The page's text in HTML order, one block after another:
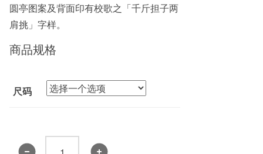
圆亭图案及背面印有校歌之「千斤担子两
肩挑」字样。
商品规格
尺码